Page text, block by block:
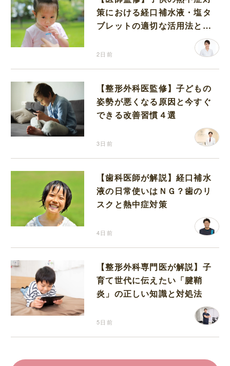
策における経口補水液・塩タ
ブレットの適切な活用法と水
2日前
【整形外科医監修】子どもの
姿勢が悪くなる原因と今すぐ
できる改善習慣４選
3日前
【歯科医師が解説】経口補水
液の日常使いはＮＧ？歯のリ
スクと熱中症対策
4日前
【整形外科専門医が解説】子
育て世代に伝えたい「腱鞘
炎」の正しい知識と対処法
5日前